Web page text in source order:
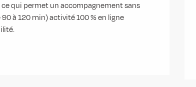
qui permet un accompagnement sans
à 120 min) activité 100 % en ligne